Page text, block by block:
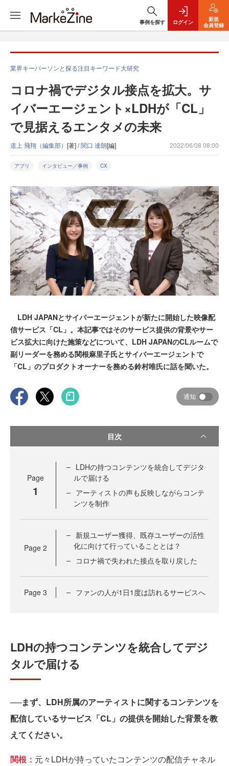
事例を探す ログイン
新規
会員登録
業界キーパーソンと探る注目キーワード大研究
コロナ禍でデジタル接点を拡大。サ
イバーエージェント×LDHが「CL」
で見据えるエンタメの未来
道上 飛翔（編集部） [著] /関口 達朗[編] 2022/06/08 08:00
アプリ インタビュー／事例 CX
LDH JAPANとサイバーエージェントが新たに開始した映像配
信サービス「CL」。本記事ではそのサービス提供の背景やサー
ビス拡大に向けた施策などについて、LDH JAPANのCLルームで
副リーダーを務める関根麻里子氏とサイバーエージェントで
「CL」のプロダクトオーナーを務める鈴村唯氏に話を聞いた。
通知
目次
Page
1
LDHの持つコンテンツを統合してデジタ
ルで届ける
アーティストの声も反映しながらコンテ
ンツを制作
Page 2
新規ユーザー獲得、既存ユーザーの活性
化に向けて行っていることとは？
コロナ禍で失われた接点を取り戻した
Page 3 ファンの人が1日1度は訪れるサービスへ
LDHの持つコンテンツを統合してデジ
タルで届ける
──まず、LDH所属のアーティストに関するコンテンツを
配信しているサービス「CL」の提供を開始した背景を教
えてください。
関根： 元々LDHが持っていたコンテンツの配信チャネル